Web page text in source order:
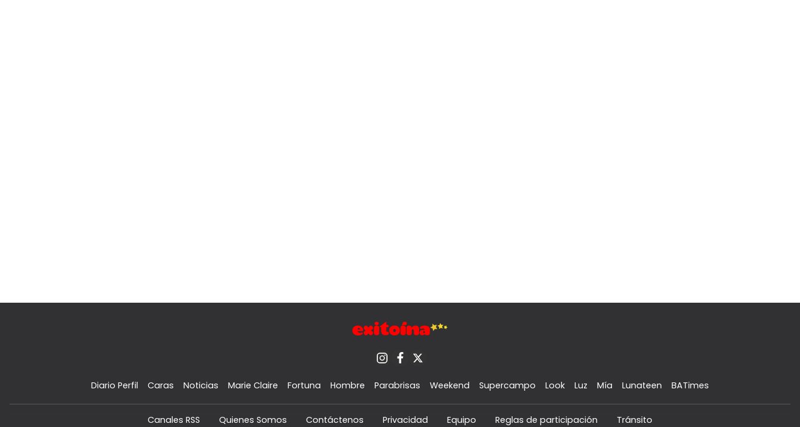
Diario Perfil Caras Noticias Marie Claire Fortuna Hombre Parabrisas Weekend Supercampo Look Luz Mía Lunateen BATimes
Canales RSS Quienes Somos Contáctenos Privacidad Equipo Reglas de participación Tránsito